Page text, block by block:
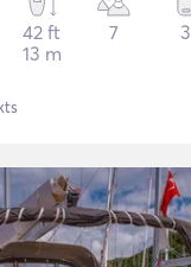
42 ft
13 m
7 3